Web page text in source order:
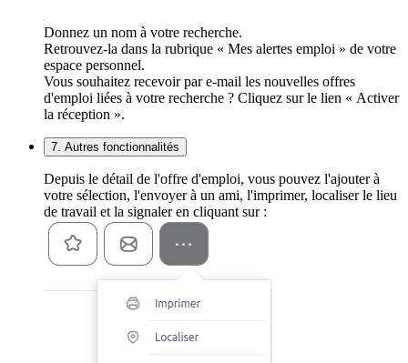
Donnez un nom à votre recherche.
Retrouvez-la dans la rubrique « Mes alertes emploi » de votre
espace personnel.
Vous souhaitez recevoir par e-mail les nouvelles offres
d'emploi liées à votre recherche ? Cliquez sur le lien « Activer
la réception ».
7. Autres fonctionnalités
Depuis le détail de l'offre d'emploi, vous pouvez l'ajouter à
votre sélection, l'envoyer à un ami, l'imprimer, localiser le lieu
de travail et la signaler en cliquant sur :